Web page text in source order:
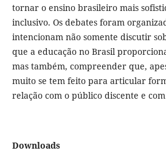
tornar o ensino brasileiro mais
inclusivo. Os debates foram
intencionam não somente discutir
que a educação no Brasil
mas também, compreender que,
muito se tem feito para articular
relação com o público discente e
Downloads